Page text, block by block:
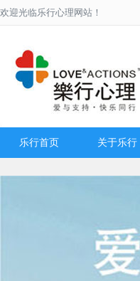
欢迎光临乐行心理网站！
乐行首页 关于乐行